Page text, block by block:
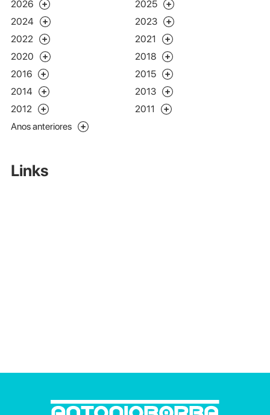
2026
2025
2024
2023
2022
2021
2020
2018
2016
2015
2014
2013
2012
2011
Anos anteriores
Links